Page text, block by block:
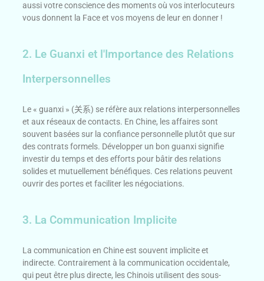
aussi votre conscience des moments où vos interlocuteurs
vous donnent la Face et vos moyens de leur en donner !
2. Le Guanxi et l'Importance des Relations
Interpersonnelles
Le « guanxi » (关系) se réfère aux relations interpersonnelles
et aux réseaux de contacts. En Chine, les affaires sont
souvent basées sur la confiance personnelle plutôt que sur
des contrats formels. Développer un bon guanxi signifie
investir du temps et des efforts pour bâtir des relations
solides et mutuellement bénéfiques. Ces relations peuvent
ouvrir des portes et faciliter les négociations.
3. La Communication Implicite
La communication en Chine est souvent implicite et
indirecte. Contrairement à la communication occidentale,
qui peut être plus directe, les Chinois utilisent des sous-